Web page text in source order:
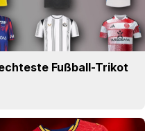
Fußball-Trikot